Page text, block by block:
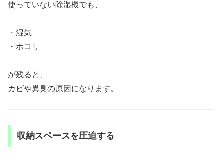
使っていない除湿機でも、
・湿気
・ホコリ
が残ると、
カビや異臭の原因になります。
収納スペースを圧迫する